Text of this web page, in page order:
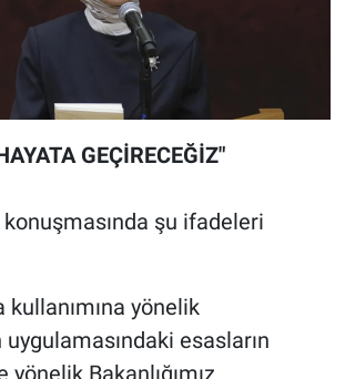
GEÇİRECEĞİZ"
şu ifadeleri
kullanımına yönelik
esasların
Bakanlığımız